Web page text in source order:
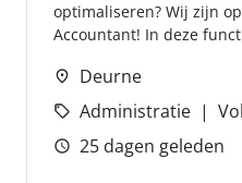
optimaliseren? Wij zijn
Accountant! In deze
Deurne
Administratie
25 dagen geleden